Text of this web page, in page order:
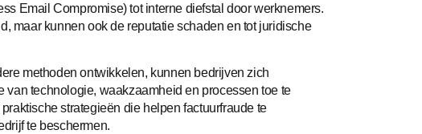
Email Compromise) tot interne diefstal door werknemers.
maar kunnen ook de reputatie schaden en tot juridische
methoden ontwikkelen, kunnen bedrijven zich
van technologie, waakzaamheid en processen toe te
strategieën die helpen factuurfraude te
te beschermen.